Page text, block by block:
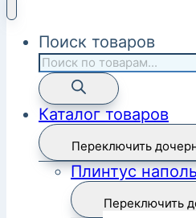
Поиск товаров
Каталог товаров
Переключить
Плинтус
Переключить